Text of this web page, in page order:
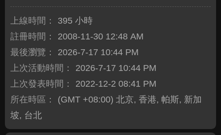
上線時間：
395 小時
註冊時間：
2008-11-30 12:48 AM
最後瀏覽：
2026-7-17 10:44 PM
上次活動時間：
2026-7-17 10:44 PM
上次發表時間：
2022-12-2 08:41 PM
所在時區：
(GMT +08:00) 北京, 香港, 帕斯, 新加
坡, 台北